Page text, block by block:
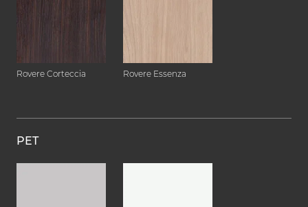
Rovere Corteccia Rovere Essenza
PET